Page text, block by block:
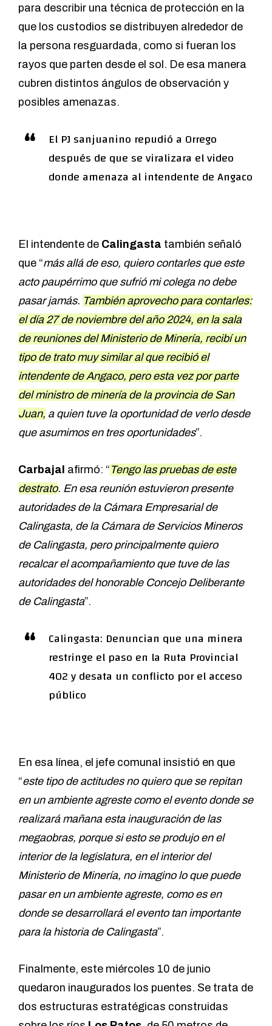
para describir una técnica de protección en la
que los custodios se distribuyen alrededor de
la persona resguardada, como si fueran los
rayos que parten desde el sol. De esa manera
cubren distintos ángulos de observación y
posibles amenazas.
El PJ sanjuanino repudió a Orrego
después de que se viralizara el video
donde amenaza al intendente de Angaco
El intendente de Calingasta también señaló
que “más allá de eso, quiero contarles que este
acto paupérrimo que sufrió mi colega no debe
pasar jamás. También aprovecho para contarles:
el día 27 de noviembre del año 2024, en la sala
de reuniones del Ministerio de Minería, recibí un
tipo de trato muy similar al que recibió el
intendente de Angaco, pero esta vez por parte
del ministro de minería de la provincia de San
Juan, a quien tuve la oportunidad de verlo desde
que asumimos en tres oportunidades”.
Carbajal afirmó: “ Tengo las pruebas de este
destrato. En esa reunión estuvieron presente
autoridades de la Cámara Empresarial de
Calingasta, de la Cámara de Servicios Mineros
de Calingasta, pero principalmente quiero
recalcar el acompañamiento que tuve de las
autoridades del honorable Concejo Deliberante
de Calingasta”.
Calingasta: Denuncian que una minera
restringe el paso en la Ruta Provincial
402 y desata un conflicto por el acceso
público
En esa línea, el jefe comunal insistió en que
“este tipo de actitudes no quiero que se repitan
en un ambiente agreste como el evento donde se
realizará mañana esta inauguración de las
megaobras, porque si esto se produjo en el
interior de la legislatura, en el interior del
Ministerio de Minería, no imagino lo que puede
pasar en un ambiente agreste, como es en
donde se desarrollará el evento tan importante
para la historia de Calingasta”.
Finalmente, este miércoles 10 de junio
quedaron inaugurados los puentes. Se trata de
dos estructuras estratégicas construidas